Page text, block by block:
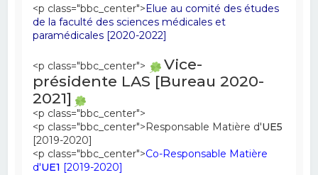
<p class="bbc_center"> Elue au comité des études
de la faculté des sciences médicales et
paramédicales [2020-2022]
<p class="bbc_center">
Vice-
présidente LAS [Bureau 2020-
2021]
<p class="bbc_center">
<p class="bbc_center">Responsable Matière d'UE5
[2019-2020]
<p class="bbc_center">Co-Responsable Matière
d'UE1 [2019-2020]